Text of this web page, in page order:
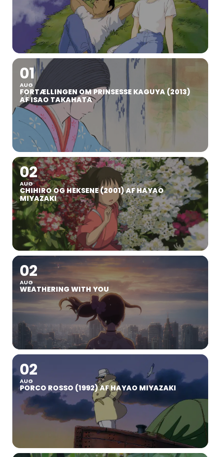
01
AUG
FORTÆLLINGEN OM PRINSESSE KAGUYA (2013)
AF ISAO TAKAHATA
02
AUG
CHIHIRO OG HEKSENE (2001) AF HAYAO
MIYAZAKI
02
AUG
WEATHERING WITH YOU
02
AUG
PORCO ROSSO (1992) AF HAYAO MIYAZAKI